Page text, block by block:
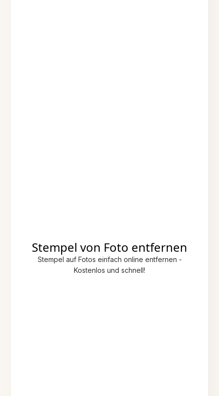
Stempel von Foto entfernen
Stempel auf Fotos einfach online entfernen -
Kostenlos und schnell!